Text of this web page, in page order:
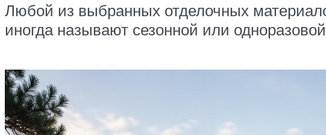
Любой из выбранных отделочных
иногда называют сезонной или